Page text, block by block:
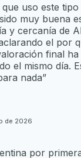
uso este
muy buena
y cercanía de
el por
final
el mismo día.
nada”
de 2026
por